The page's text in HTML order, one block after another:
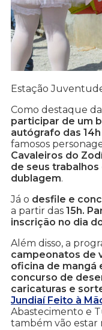
Estação
Como destaque
participar de um
autógrafo das 14h
famosos
Cavaleiros do
de seus
dublagem.
Já o desfile e
a partir das 15h.
inscrição no dia
Além disso, a
campeonatos de
oficina de mangá
concurso de
caricaturas e
Jundiaí Feito à
Abastecimento e
também vão estar